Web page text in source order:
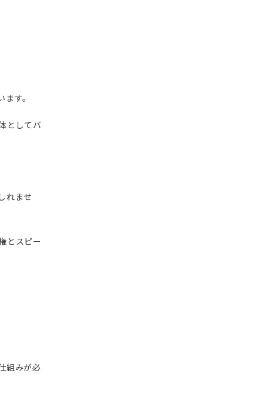
す。
としてバ
れませ
とスピー
組みが必